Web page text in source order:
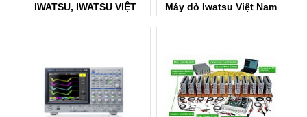
IWATSU, IWATSU VIỆT
Máy dò Iwatsu Việt Nam